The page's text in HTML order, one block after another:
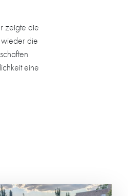
zeigte die
die
eine